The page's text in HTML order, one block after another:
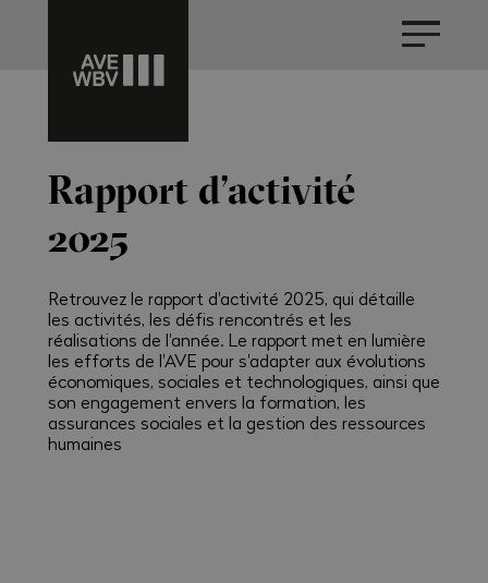
Rapport d’activité
2025
Retrouvez le rapport d'activité 2025, qui détaille
les activités, les défis rencontrés et les
réalisations de l'année. Le rapport met en lumière
les efforts de l'AVE pour s'adapter aux évolutions
économiques, sociales et technologiques, ainsi que
son engagement envers la formation, les
assurances sociales et la gestion des ressources
humaines